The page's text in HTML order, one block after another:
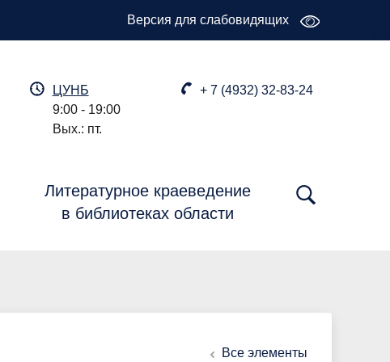
Версия для слабовидящих
ЦУНБ
9:00 - 19:00
Вых.: пт.
+ 7 (4932) 32-83-24
Литературное краеведение
в библиотеках области
Все элементы